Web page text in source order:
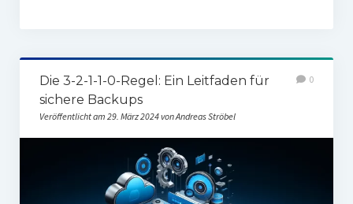
Die 3-2-1-1-0-Regel: Ein Leitfaden für
sichere Backups
Veröffentlicht am 29. März 2024 von Andreas Ströbel
0